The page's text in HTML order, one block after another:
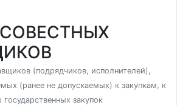
(подрядчиков, исполнителей),
(ранее не допускаемых) к закупкам, к
закупок